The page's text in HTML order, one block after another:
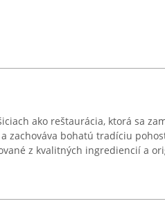
ako reštaurácia, ktorá sa
zachováva bohatú tradíciu
z kvalitných ingrediencií a